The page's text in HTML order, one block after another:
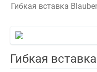
Гибкая вставка
Гибкая